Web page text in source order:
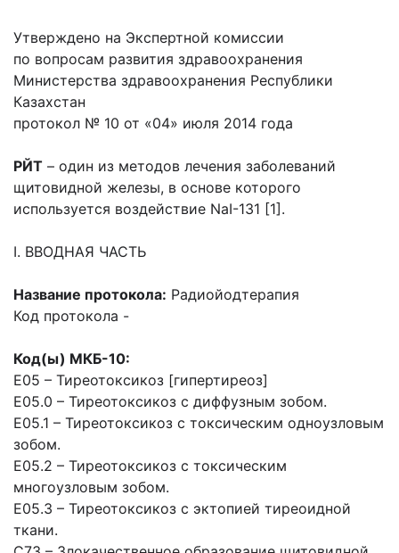
Утверждено на Экспертной комиссии
по вопросам развития здравоохранения
Министерства здравоохранения Республики
Казахстан
протокол № 10 от «04» июля 2014 года
РЙТ – один из методов лечения заболеваний
щитовидной железы, в основе которого
используется воздействие NaI-131 [1].
I. ВВОДНАЯ ЧАСТЬ
Название протокола: Радиойодтерапия
Код протокола -
Код(ы) МКБ-10:
E05 – Тиреотоксикоз [гипертиреоз]
E05.0 – Тиреотоксикоз с диффузным зобом.
E05.1 – Тиреотоксикоз с токсическим одноузловым
зобом.
E05.2 – Тиреотоксикоз с токсическим
многоузловым зобом.
E05.3 – Тиреотоксикоз с эктопией тиреоидной
ткани.